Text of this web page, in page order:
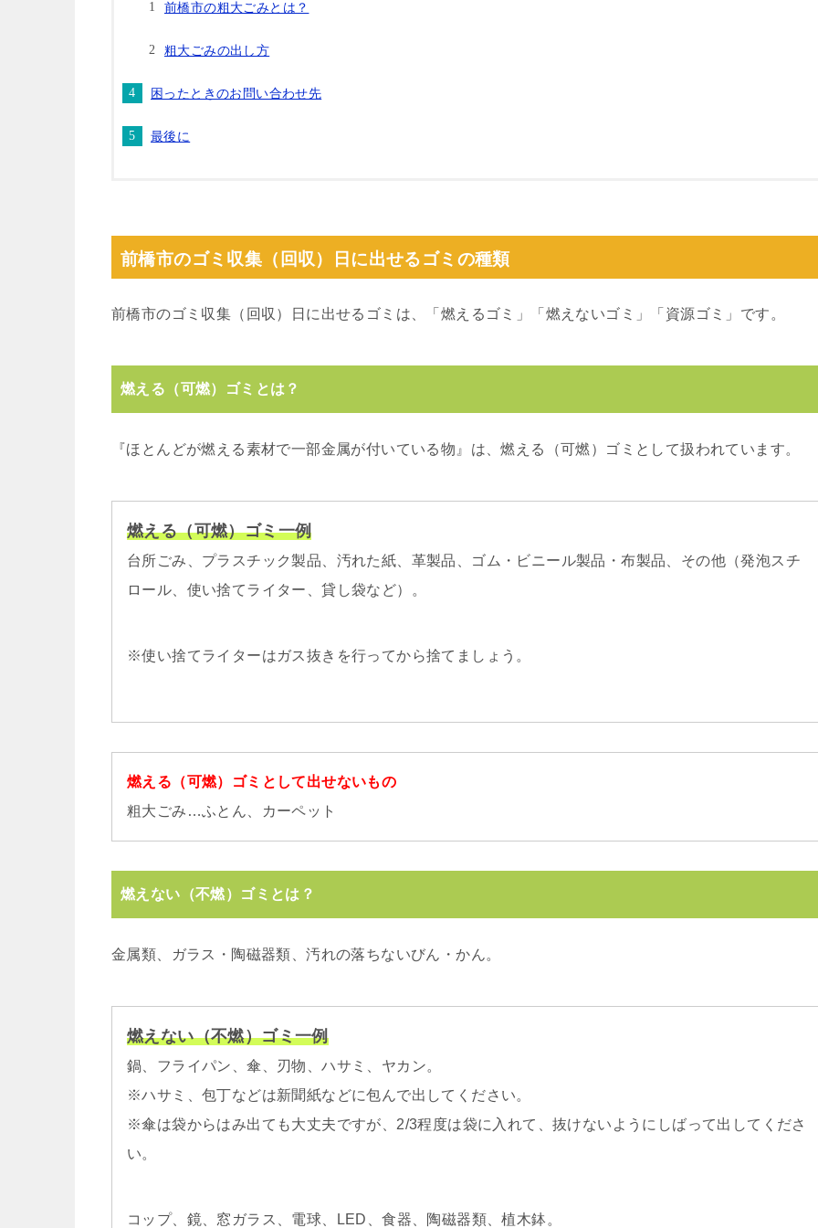
前橋市の粗大ごみとは？
粗大ごみの出し方
困ったときのお問い合わせ先
最後に
前橋市のゴミ収集（回収）日に出せるゴミの種類
前橋市のゴミ収集（回収）日に出せるゴミは、「燃えるゴミ」「燃えないゴミ」「資源ゴミ」です。
燃える（可燃）ゴミとは？
『ほとんどが燃える素材で一部金属が付いている物』は、燃える（可燃）ゴミとして扱われています。
燃える（可燃）ゴミ一例
台所ごみ、プラスチック製品、汚れた紙、革製品、ゴム・ビニール製品・布製品、その他（発泡スチ
ロール、使い捨てライター、貸し袋など）。
※使い捨てライターはガス抜きを行ってから捨てましょう。
燃える（可燃）ゴミとして出せないもの
粗大ごみ…ふとん、カーペット
燃えない（不燃）ゴミとは？
金属類、ガラス・陶磁器類、汚れの落ちないびん・かん。
燃えない（不燃）ゴミ一例
鍋、フライパン、傘、刃物、ハサミ、ヤカン。
※ハサミ、包丁などは新聞紙などに包んで出してください。
※傘は袋からはみ出ても大丈夫ですが、2/3程度は袋に入れて、抜けないようにしばって出してくださ
い。
コップ、鏡、窓ガラス、電球、LED、食器、陶磁器類、植木鉢。